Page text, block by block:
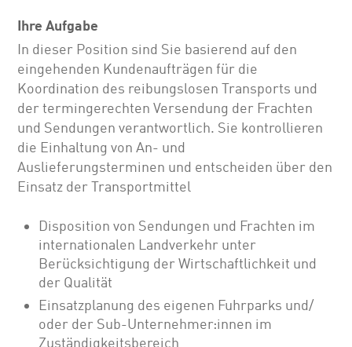
Ihre Aufgabe
In dieser Position sind Sie basierend auf den
eingehenden Kundenaufträgen für die
Koordination des reibungslosen Transports und
der termingerechten Versendung der Frachten
und Sendungen verantwortlich. Sie kontrollieren
die Einhaltung von An- und
Auslieferungsterminen und entscheiden über den
Einsatz der Transportmittel
Disposition von Sendungen und Frachten im
internationalen Landverkehr unter
Berücksichtigung der Wirtschaftlichkeit und
der Qualität
Einsatzplanung des eigenen Fuhrparks und/
oder der Sub-Unternehmer:innen im
Zuständigkeitsbereich